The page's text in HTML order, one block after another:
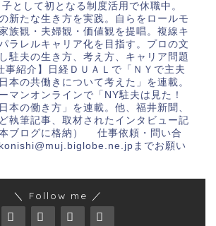
して初となる制度活用で休職中。
新たな生き方を実践。自らをロールモ
族観・夫婦観・価値観を提唱。複線キ
ラレルキャリア化を目指す。プロの文
駐夫の生き方、考え方、キャリア問題
紹介】日経ＤＵＡＬで「ＮＹで主夫
本の共働きについて考えた」を連載。
マンオンラインで「NY駐夫は見た！
本の働き方」を連載。他、福井新聞、
執筆記事、取材されたインタビュー記
ブログに格納） 仕事依頼・問い合
までお願い
＼ Follow me ／